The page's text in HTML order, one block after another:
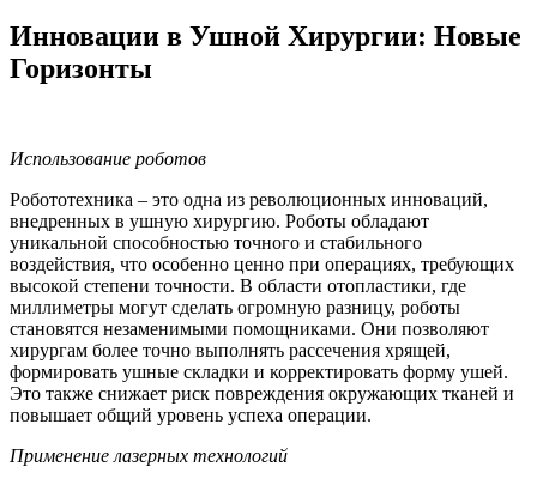
Инновации в Ушной Хирургии: Новые
Горизонты
Использование роботов
Робототехника – это одна из революционных инноваций,
внедренных в ушную хирургию. Роботы обладают
уникальной способностью точного и стабильного
воздействия, что особенно ценно при операциях, требующих
высокой степени точности. В области отопластики, где
миллиметры могут сделать огромную разницу, роботы
становятся незаменимыми помощниками. Они позволяют
хирургам более точно выполнять рассечения хрящей,
формировать ушные складки и корректировать форму ушей.
Это также снижает риск повреждения окружающих тканей и
повышает общий уровень успеха операции.
Применение лазерных технологий